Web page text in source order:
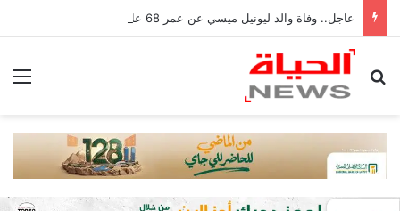
عاجل.. وفاة والد ليونيل ميسي عن عمر 68 عامًا في الأرجنتين
بحث عن